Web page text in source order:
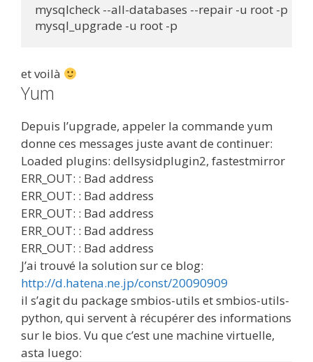
mysqlcheck --all-databases --repair -u root -p
mysql_upgrade -u root -p
et voilà
Yum
Depuis l’upgrade, appeler la commande yum
donne ces messages juste avant de continuer:
Loaded plugins: dellsysidplugin2, fastestmirror
ERR_OUT: : Bad address
ERR_OUT: : Bad address
ERR_OUT: : Bad address
ERR_OUT: : Bad address
ERR_OUT: : Bad address
J’ai trouvé la solution sur ce blog:
http://d.hatena.ne.jp/const/20090909
il s’agit du package smbios-utils et smbios-utils-
python, qui servent à récupérer des informations
sur le bios. Vu que c’est une machine virtuelle,
asta luego: